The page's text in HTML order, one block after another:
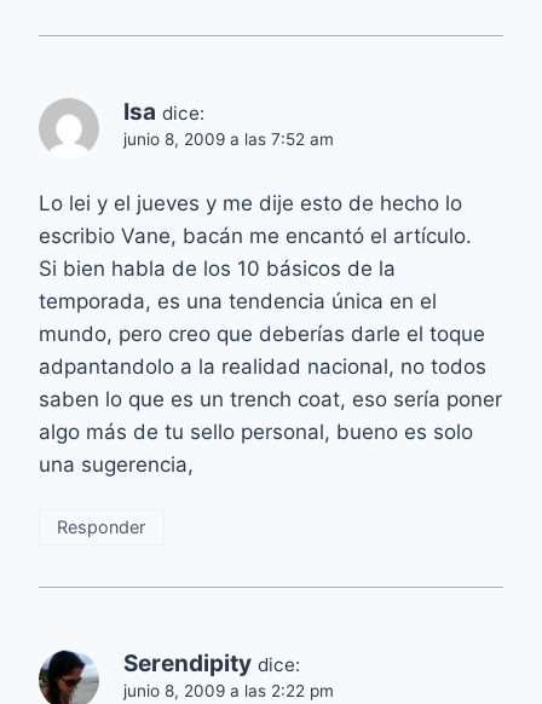
Isa dice:
junio 8, 2009 a las 7:52 am
Lo lei y el jueves y me dije esto de hecho lo
escribio Vane, bacán me encantó el artículo.
Si bien habla de los 10 básicos de la
temporada, es una tendencia única en el
mundo, pero creo que deberías darle el toque
adpantandolo a la realidad nacional, no todos
saben lo que es un trench coat, eso sería poner
algo más de tu sello personal, bueno es solo
una sugerencia,
Responder
Serendipity dice:
junio 8, 2009 a las 2:22 pm